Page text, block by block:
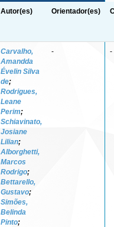
Autor(es) Orientador(es)
Carvalho,
Amandda
Évelin Silva
de;
Rodrigues,
Leane
Perim;
Schiavinato,
Josiane
Lilian;
Alborghetti,
Marcos
Rodrigo;
Bettarello,
Gustavo;
Simões,
Belinda
Pinto;
- -